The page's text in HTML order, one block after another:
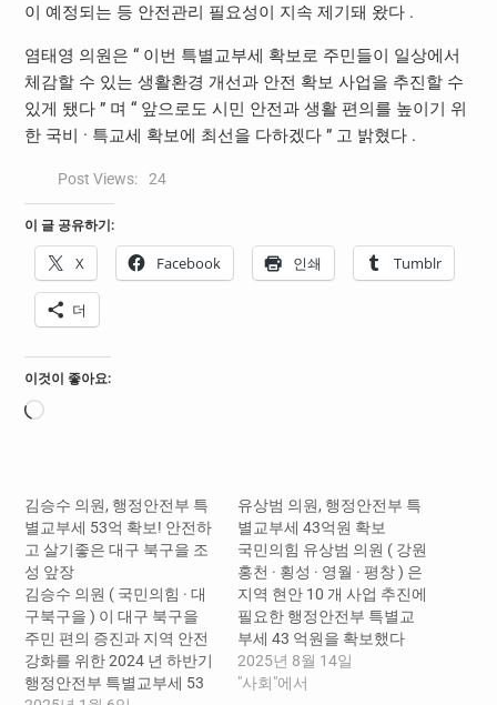
이 예정되는 등 안전관리 필요성이 지속 제기돼 왔다 .
염태영 의원은 “ 이번 특별교부세 확보로 주민들이 일상에서
체감할 수 있는 생활환경 개선과 안전 확보 사업을 추진할 수
있게 됐다 ” 며 “ 앞으로도 시민 안전과 생활 편의를 높이기 위
한 국비 · 특교세 확보에 최선을 다하겠다 ” 고 밝혔다 .
Post Views: 24
이 글 공유하기:
X Facebook 인쇄 Tumblr
더
이것이 좋아요:
로
김승수 의원, 행정안전부 특
별교부세 53억 확보! 안전하
고 살기좋은 대구 북구을 조
성 앞장
김승수 의원 ( 국민의힘 · 대
구북구을 ) 이 대구 북구을
주민 편의 증진과 지역 안전
강화를 위한 2024 년 하반기
행정안전부 특별교부세 53
유상범 의원, 행정안전부 특
별교부세 43억원 확보
국민의힘 유상범 의원 ( 강원
홍천 · 횡성 · 영월 · 평창 ) 은
지역 현안 10 개 사업 추진에
필요한 행정안전부 특별교
부세 43 억원을 확보했다
고 13 일 밝혔다 . 유상범 의
원실에 따르면 이번에 확보
2025년 8월 14일
"사회"에서